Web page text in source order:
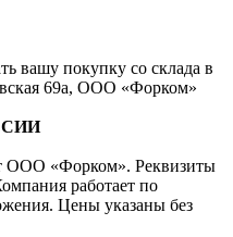
вашу покупку со склада в
69а, ООО «Форком»
ООО «Форком». Реквизиты
работает по
Цены указаны без